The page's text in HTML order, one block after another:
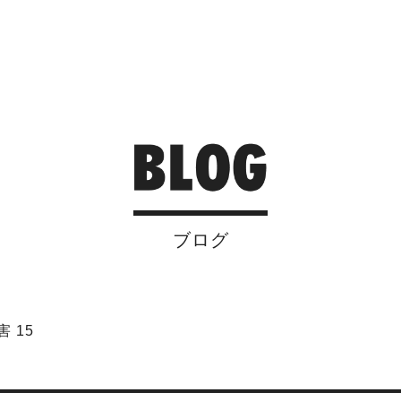
ブログ
15